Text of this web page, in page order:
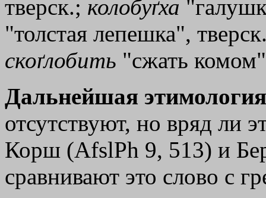
тверск.; колобуґха
"толстая лепешка",
скоґлобить "сжать
Дальнейшая
отсутствуют, но вряд ли
Корш (AfslPh 9, 513) и
сравнивают это слово с